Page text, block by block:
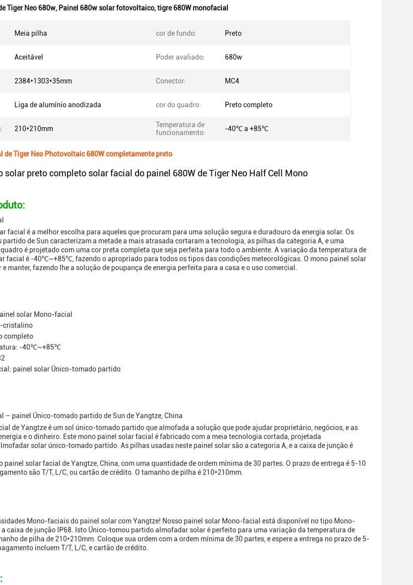
Tiger Neo 680w, Painel 680w solar fotovoltaico,tigre 680W monofacial
Meia pilha cor de fundo: Preto
Aceitável Poder avaliado: 680w
2384*1303*35mm Conector: MC4
Liga de alumínio anodizada cor do quadro: Preto completo
210*210mm
Temperatura de
funcionamento:
-40℃ a +85℃
de Tiger Neo Photovoltaic 680W completamente preto
solar preto completo solar facial do painel 680W de Tiger Neo Half Cell Mono
facial é a melhor escolha para aqueles que procuram para uma solução segura e duradouro da energia solar. Os
de Sun caracterizam a metade a mais atrasada cortaram a tecnologia, as pilhas da categoria A, e uma
é projetado com uma cor preta completa que seja perfeita para todo o ambiente. A variação da temperatura de
facial é -40℃~+85℃, fazendo o apropriado para todos os tipos das condições meteorológicas. O mono painel solar
manter, fazendo lhe a solução de poupança de energia perfeita para a casa e o uso comercial.
solar Mono-facial
cristalino
completo
-40℃~+85℃
painel solar Único-tomado partido
– painel Único-tomado partido de Sun de Yangtze, China
de Yangtze é um sol único-tomado partido que almofada a solução que pode ajudar proprietário, negócios, e as
e o dinheiro. Este mono painel solar facial é fabricado com a meia tecnologia cortada, projetada
solar único-tomado partido. As pilhas usadas neste painel solar são a categoria A, e a caixa de junção é
painel solar facial de Yangtze, China, com uma quantidade de ordem mínima de 30 partes. O prazo de entrega é 5-10
são T/T, L/C, ou cartão de crédito. O tamanho de pilha é 210*210mm.
Mono-faciais do painel solar com Yangtze! Nosso painel solar Mono-facial está disponível no tipo Mono-
caixa de junção IP68. Isto Único-tomou partido almofadar solar é perfeito para uma variação da temperatura de
de pilha de 210*210mm. Coloque sua ordem com a ordem mínima de 30 partes, e espere a entrega no prazo de 5-
incluem T/T, L/C, e cartão de crédito.